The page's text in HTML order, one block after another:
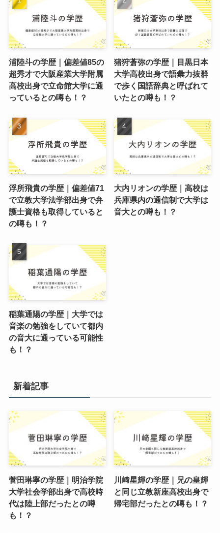
浦陸斗の学歴｜偏差値85の
超秀才で大阪産業大学附属
高校出身で立命館大学に通
っているとの噂も！？
猪狩蒼弥の学歴｜目黒日本
大学高校出身で語彙力抜群
で歩く国語辞典と呼ばれて
いたとの噂も！？
浮所飛貴の学歴｜偏差値71
で立教大学法学部出身で弁
護士資格も取得していると
の噂も！？
大内リオンの学歴｜高校は
兵庫県内の通信制で大学は
音大との噂も！？
稲葉通陽の学歴｜大学では
音楽の勉強をしていて都内
の音大に通っている可能性
も！？
新着記事
菅田琳寧の学歴｜明治学院
大学社会学部出身で高校時
代は陸上部だったとの噂
も！？
川﨑星輝の学歴｜兄の皇輝
と同じ立教新座高校出身で
帰宅部だったとの噂も！？